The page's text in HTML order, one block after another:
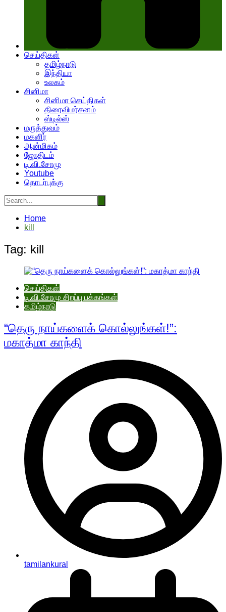
செய்திகள்
தமிழ்நாடு
இந்தியா
உலகம்
சினிமா
சினிமா செய்திகள்
திரைவிமர்சனம்
ஸ்டில்ஸ்
மருத்துவம்
மகளிர்
ஆன்மிகம்
ஜோதிடம்
டி.வி.சோமு
Youtube
தொடர்புக்கு
Home
kill
Tag: kill
செய்திகள்
டி.வி.சோமு சிறப்பு பக்கங்கள்
தமிழ்நாடு
“தெரு நாய்களைக் கொல்லுங்கள்!”:
மகாத்மா காந்தி
tamilankural